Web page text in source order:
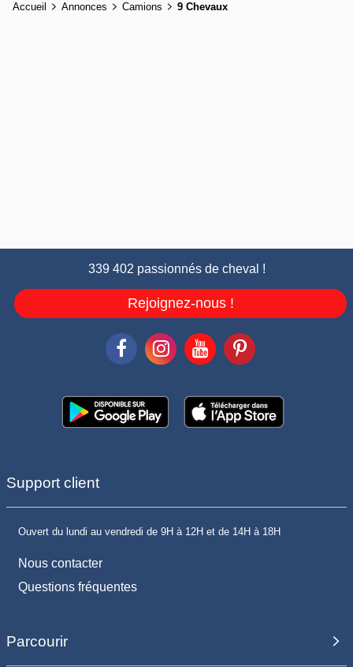
Accueil Annonces Camions 9 Chevaux
339 402 passionnés de cheval !
Rejoignez-nous !
Support client
Ouvert du lundi au vendredi de 9H à 12H et de 14H à 18H
Nous contacter
Questions fréquentes
Parcourir